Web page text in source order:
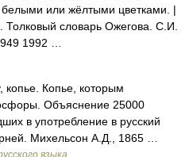
или жёлтыми цветками. |
Толковый словарь Ожегова. С.И.
1992 …
копье. Копье, которым
Объяснение 25000
в употребление в русский
Михельсон А.Д., 1865 …
языка